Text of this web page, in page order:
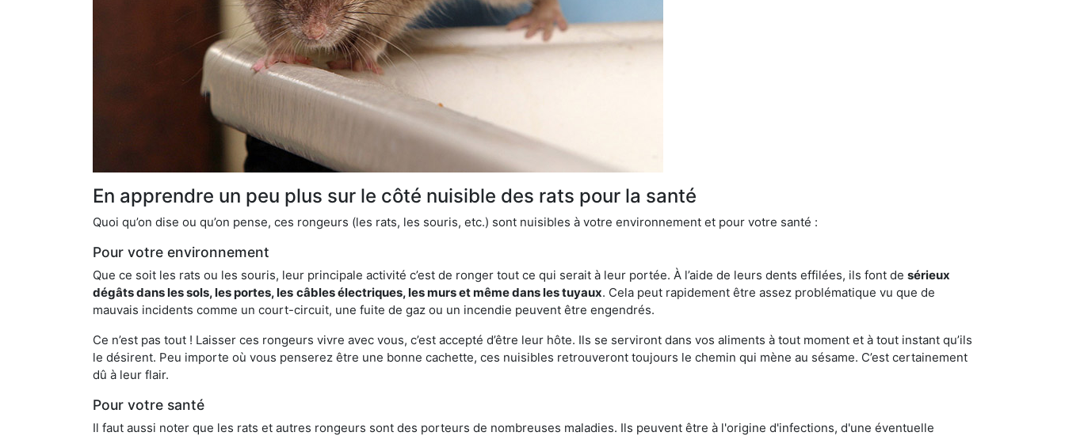
En apprendre un peu plus sur le côté nuisible des rats pour la santé
Quoi qu’on dise ou qu’on pense, ces rongeurs (les rats, les souris, etc.) sont nuisibles à votre environnement et pour votre santé :
Pour votre environnement
Que ce soit les rats ou les souris, leur principale activité c’est de ronger tout ce qui serait à leur portée. À l’aide de leurs dents effilées, ils font de sérieux
dégâts dans les sols, les portes, les câbles électriques, les murs et même dans les tuyaux. Cela peut rapidement être assez problématique vu que de
mauvais incidents comme un court-circuit, une fuite de gaz ou un incendie peuvent être engendrés.
Ce n’est pas tout ! Laisser ces rongeurs vivre avec vous, c’est accepté d’être leur hôte. Ils se serviront dans vos aliments à tout moment et à tout instant qu’ils
le désirent. Peu importe où vous penserez être une bonne cachette, ces nuisibles retrouveront toujours le chemin qui mène au sésame. C’est certainement
dû à leur flair.
Pour votre santé
Il faut aussi noter que les rats et autres rongeurs sont des porteurs de nombreuses maladies. Ils peuvent être à l'origine d'infections, d'une éventuelle